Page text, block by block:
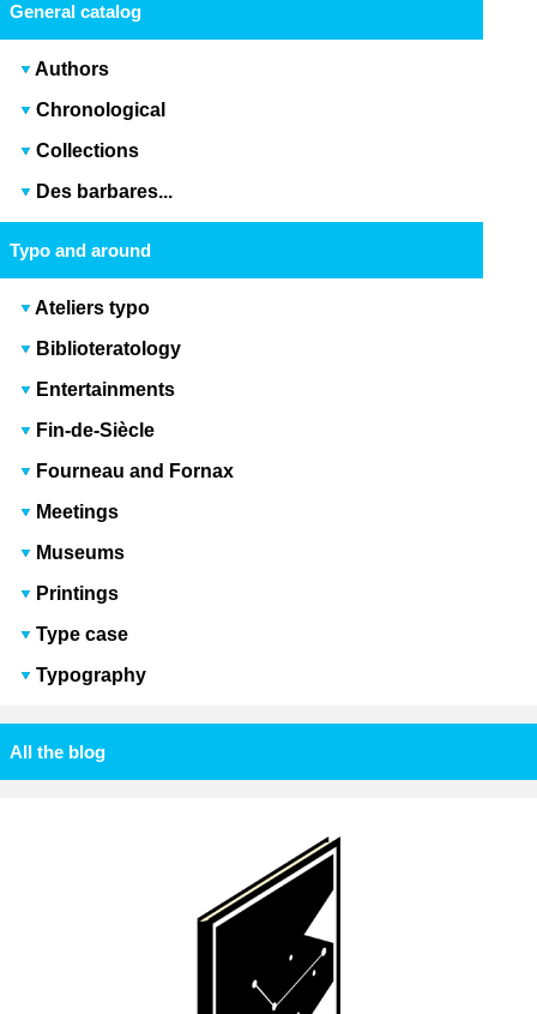
General catalog
Authors
Chronological
Collections
Des barbares...
Typo and around
Ateliers typo
Biblioteratology
Entertainments
Fin-de-Siècle
Fourneau and Fornax
Meetings
Museums
Printings
Type case
Typography
All the blog